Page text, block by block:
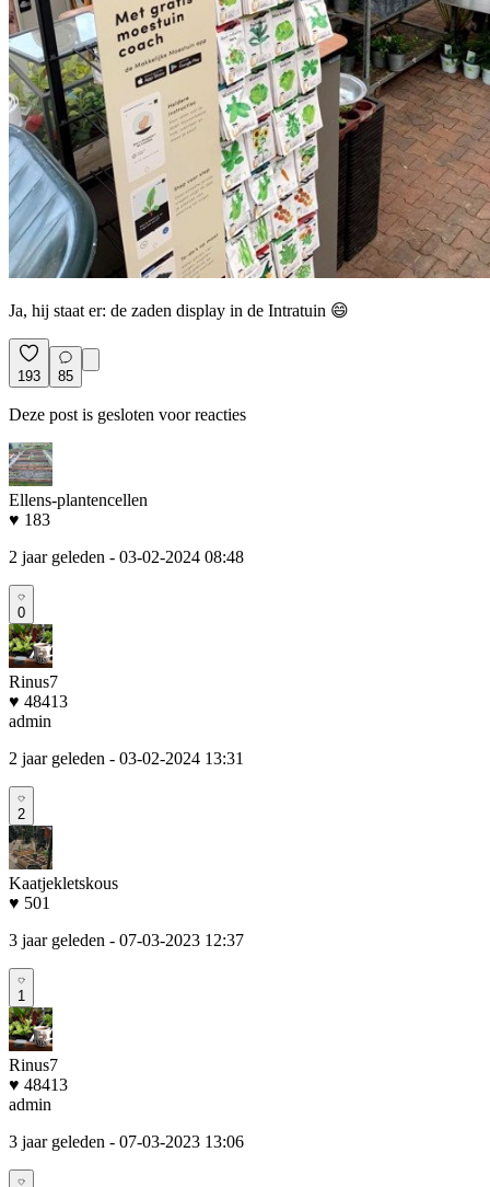
Ja, hij staat er: de zaden display in de Intratuin 😄
193 85
Deze post is gesloten voor reacties
Ellens-plantencellen
♥ 183
2 jaar geleden - 03-02-2024 08:48
0
Rinus7
♥ 48413
admin
2 jaar geleden - 03-02-2024 13:31
2
Kaatjekletskous
♥ 501
3 jaar geleden - 07-03-2023 12:37
1
Rinus7
♥ 48413
admin
3 jaar geleden - 07-03-2023 13:06